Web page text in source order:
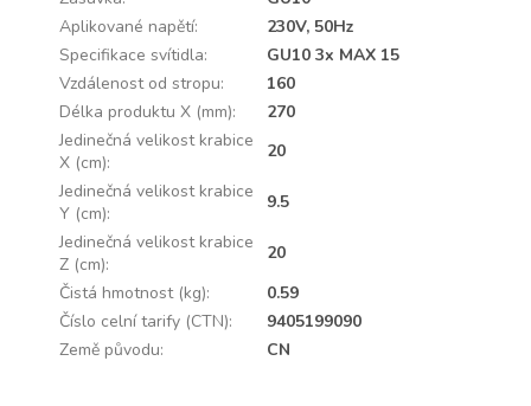
Aplikované napětí:
230V, 50Hz
Specifikace svítidla:
GU10 3x MAX 15
Vzdálenost od stropu:
160
Délka produktu X (mm):
270
Jedinečná velikost krabice
X (cm):
20
Jedinečná velikost krabice
Y (cm):
9.5
Jedinečná velikost krabice
Z (cm):
20
Čistá hmotnost (kg):
0.59
Číslo celní tarify (CTN):
9405199090
Země původu: CN